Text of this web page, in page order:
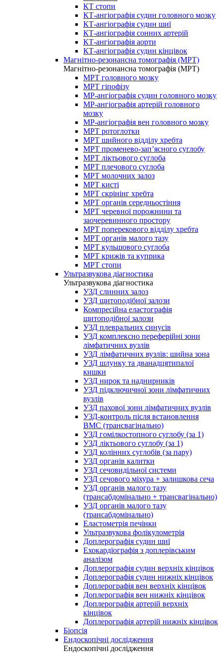
КТ стопи
КТ-ангіографія судин головного мозку
КТ-ангіографія судин шиї
КТ-ангіографія сонних артерій
КТ-ангіографія аорти
КТ-ангіографія судин кінцівок
Магнітно-резонансна томографія (МРТ)
Магнітно-резонансна томографія (МРТ)
МРТ головного мозку
МРТ гіпофізу
МР-ангіографія судин головного мозку
МР-ангіографія артерій головного
мозку
МР-ангіографія вен головного мозку
МРТ ротоглотки
МРТ шийного відділу хребта
МРТ променево-зап’ясного суглобу
МРТ ліктьового суглоба
МРТ плечового суглоба
МРТ молочних залоз
МРТ кисті
МРТ скрінінг хребта
МРТ органів середньостіння
МРТ черевної порожнини та
заочеревинного простору
МРТ поперекового відділу хребта
МРТ органів малого тазу
МРТ кульшового суглоба
МРТ крижів та куприка
МРТ стопи
Ультразвукова діагностика
Ультразвукова діагностика
УЗД слинних залоз
УЗД щитоподібної залози
Компресійна еластографія
щитоподібної залози
УЗД плевральних синусів
УЗД комплексно переферійні зони
лімфатичних вузлів
УЗД лімфатичних вузлів: шийна зона
УЗД шлунку та дванадцятипалої
кишки
УЗД нирок та наднирників
УЗД підключичної зони лімфатичних
вузлів
УЗД пахової зони лімфатичних вузлів
УЗД-контроль після встановлення
ВМС (трансвагінально)
УЗД гомілкостопного суглобу (за 1)
УЗД ліктьового суглобу (за 1)
УЗД колінних суглобів (за пару)
УЗД органів калитки
УЗД сечовидільної системи
УЗД сечового міхура + залишкова сеча
УЗД органів малого тазу
(трансабдомінально + трансвагінально)
УЗД органів малого тазу
(трансабдомінально)
Еластометрія печінки
Ультразвукова фолікулометрія
Доплерографія судин шиї
Ехокардіографія з доплерівським
аналізом
Доплерографія судин верхніх кінцівок
Доплерографія судин нижніх кінцівок
Доплерографія вен верхніх кінцівок
Доплерографія вен нижніх кінцівок
Доплерографія артерій верхніх
кінцівок
Доплерографія артерій нижніх кінцівок
Біопсія
Ендоскопічні дослідження
Ендоскопічні дослідження